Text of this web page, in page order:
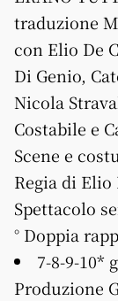
traduzione
con Elio De
Di Genio,
Nicola
Costabile e
Scene e
Regia di Elio
Spettacolo
° Doppia
7-8-9-10*
Produzione